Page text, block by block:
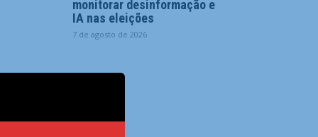
monitorar desinformação e
IA nas eleições
7 de agosto de 2026